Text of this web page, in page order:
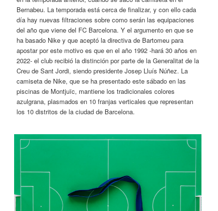
Bernabeu. La temporada está cerca de finalizar, y con ello cada
día hay nuevas filtraciones sobre como serán las equipaciones
del año que viene del FC Barcelona. Y el argumento en que se
ha basado Nike y que aceptó la directiva de Bartomeu para
apostar por este motivo es que en el año 1992 -hará 30 años en
2022- el club recibió la distinción por parte de la Generalitat de la
Creu de Sant Jordi, siendo presidente Josep Lluís Núñez. La
camiseta de Nike, que se ha presentado este sábado en las
piscinas de Montjuïc, mantiene los tradicionales colores
azulgrana, plasmados en 10 franjas verticales que representan
los 10 distritos de la ciudad de Barcelona.